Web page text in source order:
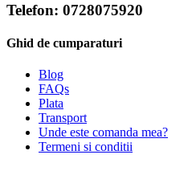
Telefon: 0728075920
Ghid de cumparaturi
Blog
FAQs
Plata
Transport
Unde este comanda mea?
Termeni si conditii